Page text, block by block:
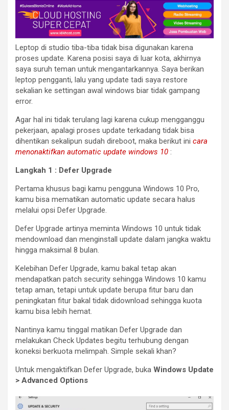
Leptop di studio tiba-tiba tidak bisa digunakan karena
proses update. Karena posisi saya di luar kota, akhirnya
saya suruh teman untuk mengantarkannya. Saya berikan
leptop pengganti, lalu yang update tadi saya restore
sekalian ke settingan awal windows biar tidak gampang
error.
Agar hal ini tidak terulang lagi karena cukup mengganggu
pekerjaan, apalagi proses update terkadang tidak bisa
dihentikan sekalipun sudah direboot, maka berikut ini cara
menonaktifkan automatic update windows 10 :
Langkah 1 : Defer Upgrade
Pertama khusus bagi kamu pengguna Windows 10 Pro,
kamu bisa mematikan automatic update secara halus
melalui opsi Defer Upgrade.
Defer Upgrade artinya meminta Windows 10 untuk tidak
mendownload dan menginstall update dalam jangka waktu
hingga maksimal 8 bulan.
Kelebihan Defer Upgrade, kamu bakal tetap akan
mendapatkan patch security sehingga Windows 10 kamu
tetap aman, tetapi untuk update berupa fitur baru dan
peningkatan fitur bakal tidak didownload sehingga kuota
kamu bisa lebih hemat.
Nantinya kamu tinggal matikan Defer Upgrade dan
melakukan Check Updates begitu terhubung dengan
koneksi berkuota melimpah. Simple sekali khan?
Untuk mengaktifkan Defer Upgrade, buka Windows Update
> Advanced Options